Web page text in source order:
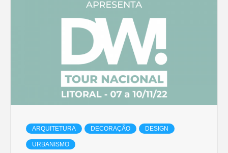
ARQUITETURA DECORAÇÃO DESIGN
URBANISMO